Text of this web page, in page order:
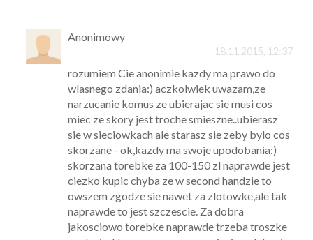
Anonimowy
18.11.2015, 12:37
rozumiem Cie anonimie kazdy ma prawo do
wlasnego zdania:) aczkolwiek uwazam,ze
narzucanie komus ze ubierajac sie musi cos
miec ze skory jest troche smieszne..ubierasz
sie w sieciowkach ale starasz sie zeby bylo cos
skorzane - ok,kazdy ma swoje upodobania:)
skorzana torebke za 100-150 zl naprawde jest
ciezko kupic chyba ze w second handzie to
owszem zgodze sie nawet za zlotowke,ale tak
naprawde to jest szczescie. Za dobra
jakosciowo torebke naprawde trzeba troszke